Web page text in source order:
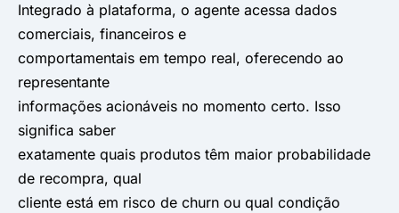
Integrado à plataforma, o agente acessa dados
comerciais, financeiros e
comportamentais em tempo real, oferecendo ao
representante
informações acionáveis no momento certo. Isso
significa saber
exatamente quais produtos têm maior probabilidade
de recompra, qual
cliente está em risco de churn ou qual condição